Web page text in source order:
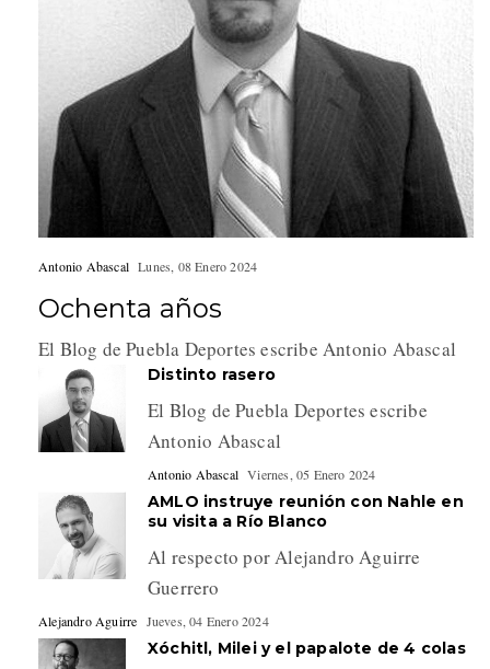
Antonio Abascal Lunes, 08 Enero 2024
Ochenta años
El Blog de Puebla Deportes escribe Antonio Abascal
Distinto rasero
El Blog de Puebla Deportes escribe
Antonio Abascal
Antonio Abascal Viernes, 05 Enero 2024
AMLO instruye reunión con Nahle en
su visita a Río Blanco
Al respecto por Alejandro Aguirre
Guerrero
Alejandro Aguirre Jueves, 04 Enero 2024
Xóchitl, Milei y el papalote de 4 colas